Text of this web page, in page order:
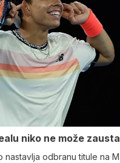
niko ne može
nastavlja odbranu titule na